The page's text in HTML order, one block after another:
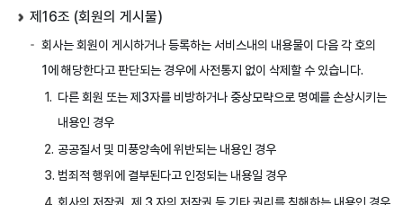
제16조 (회원의 게시물)
회사는 회원이 게시하거나 등록하는 서비스내의 내용물이 다음 각 호의
1에 해당한다고 판단되는 경우에 사전통지 없이 삭제할 수 있습니다.
다른 회원 또는 제3자를 비방하거나 중상모략으로 명예를 손상시키는
내용인 경우
공공질서 및 미풍양속에 위반되는 내용인 경우
범죄적 행위에 결부된다고 인정되는 내용일 경우